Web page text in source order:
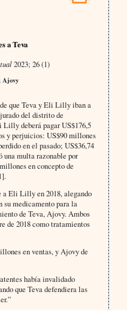
a Teva
2023; 26 (1)
Ajovy
que Teva y Eli Lilly iban a
del distrito de
Lilly deberá pagar US$176,5
y perjuicios: US$90 millones
en el pasado; US$36,74
una multa razonable por
en concepto de
a Eli Lilly en 2018, alegando
medicamento para la
de Teva, Ajovy. Ambos
de 2018 como tratamientos
en ventas, y Ajovy de
había invalidado
que Teva defendiera las